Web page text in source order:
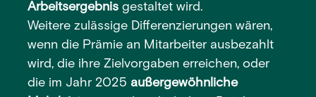
Arbeitsergebnis gestaltet wird.
Weitere zulässige Differenzierungen wären,
wenn die Prämie an Mitarbeiter ausbezahlt
wird, die ihre Zielvorgaben erreichen, oder
die im Jahr 2025 außergewöhnliche